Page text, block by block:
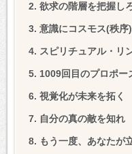
2. 欲求の階層を把握し
3. 意識にコスモス(秩序
4. スピリチュアル・リ
5. 1009回目のプロポー
6. 視覚化が未来を拓く
7. 自分の真の敵を知れ
8. もう一度、あなたが